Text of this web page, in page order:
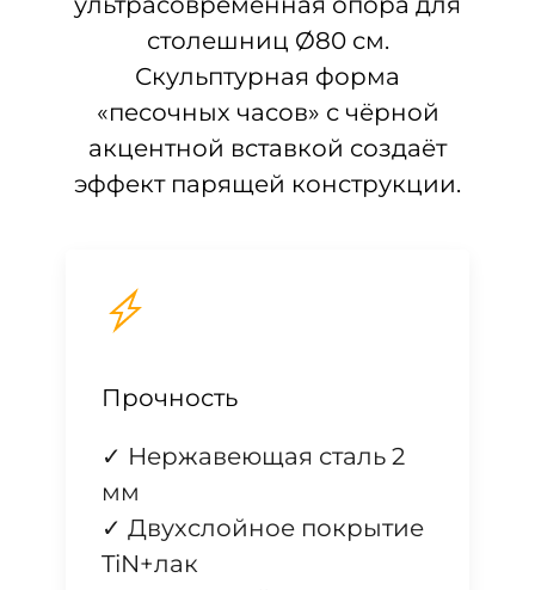
столешниц Ø80 см.
Скульптурная форма
«песочных часов» с чёрной
акцентной вставкой создаёт
эффект парящей конструкции.
Прочность
✓ Нержавеющая сталь 2
мм
✓ Двухслойное покрытие
TiN+лак